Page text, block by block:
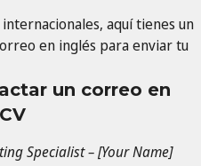
aquí tienes un
en inglés para enviar tu
un correo en
Specialist – [Your Name]